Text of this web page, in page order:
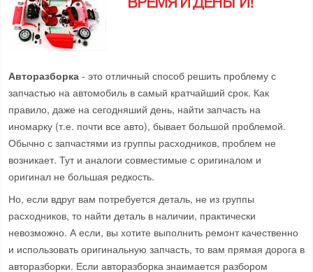
Авторазборка - это отличный способ решить проблему с
запчастью на автомобиль в самый кратчайший срок. Как
правило, даже на сегодняший день, найти запчасть на
иномарку (т.е. почти все авто), бывает большой проблемой.
Обычно с запчастями из группы расходников, проблем не
возникает. Тут и аналоги совместимые с оригиналом и
оригинал не большая редкость.
Но, если вдруг вам потребуется деталь, не из группы
расходников, то найти деталь в наличии, практически
невозможно. А если, вы хотите выполнить ремонт качественно
и использовать оригинальную запчасть, то вам прямая дорога в
авторазборки. Если авторазборка знаимается разбором